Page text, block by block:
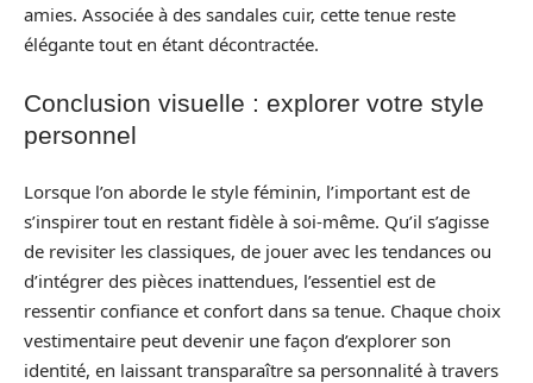
amies. Associée à des sandales cuir, cette tenue reste
élégante tout en étant décontractée.
Conclusion visuelle : explorer votre style
personnel
Lorsque l’on aborde le style féminin, l’important est de
s’inspirer tout en restant fidèle à soi-même. Qu’il s’agisse
de revisiter les classiques, de jouer avec les tendances ou
d’intégrer des pièces inattendues, l’essentiel est de
ressentir confiance et confort dans sa tenue. Chaque choix
vestimentaire peut devenir une façon d’explorer son
identité, en laissant transparaître sa personnalité à travers